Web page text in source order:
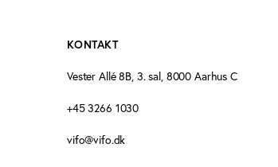
KONTAKT
Vester Allé 8B, 3. sal, 8000 Aarhus C
+45 3266 1030
vifo@vifo.dk